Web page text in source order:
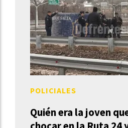
Quién era la joven
POLICIALES